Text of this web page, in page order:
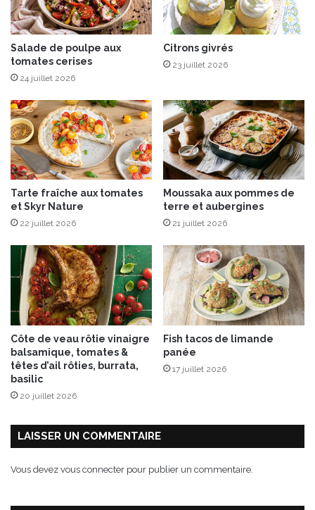
s
d
e
s
e
l
t
g
l
a
c
e
à
l
a
e
u
x
Salade de poulpe aux
tomates cerises
24 juillet 2026
Citrons givrés
23 juillet 2026
Tarte fraîche aux tomates
et Skyr Nature
22 juillet 2026
Moussaka aux pommes de
terre et aubergines
21 juillet 2026
Côte de veau rôtie vinaigre
balsamique, tomates &
têtes d’ail rôties, burrata,
basilic
20 juillet 2026
Fish tacos de limande
panée
17 juillet 2026
LAISSER UN COMMENTAIRE
Vous devez vous connecter pour publier un commentaire.